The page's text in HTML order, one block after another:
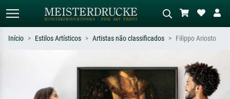
Pesquise por artista, título ou estilo –
ex: Monet, Noite Estrelada,
impressionismo, onda de Hokusai, nu.
Descreva a cena – ex: prado verde,
abstrato com muito vermelho, pintura
a óleo escura, nu em pé ao lado de
Início Estilos Artísticos Artistas não classificados Filippo Ariosto